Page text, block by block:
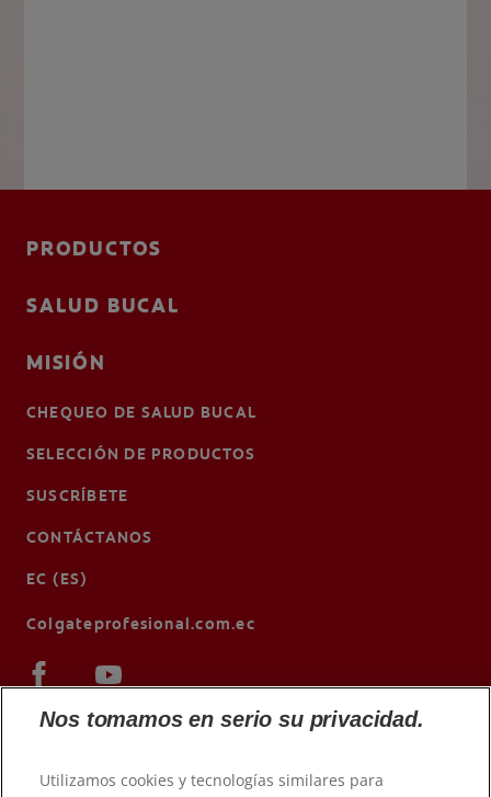
PRODUCTOS
SALUD BUCAL
MISIÓN
CHEQUEO DE SALUD BUCAL
SELECCIÓN DE PRODUCTOS
SUSCRÍBETE
CONTÁCTANOS
EC (ES)
Colgateprofesional.com.ec
Nos tomamos en serio su privacidad.
Utilizamos cookies y tecnologías similares para